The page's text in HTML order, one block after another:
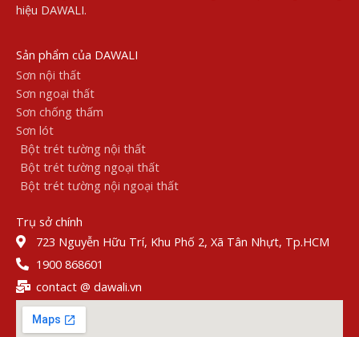
hiệu DAWALI.
Sản phẩm của DAWALI
Sơn nội thất
Sơn ngoại thất
Sơn chống thấm
Sơn lót
Bột trét tường nội thất
Bột trét tường ngoại thất
Bột trét tường nội ngoại thất
Trụ sở chính
723 Nguyễn Hữu Trí, Khu Phố 2, Xã Tân Nhựt, Tp.HCM
1900 868601
contact @ dawali.vn